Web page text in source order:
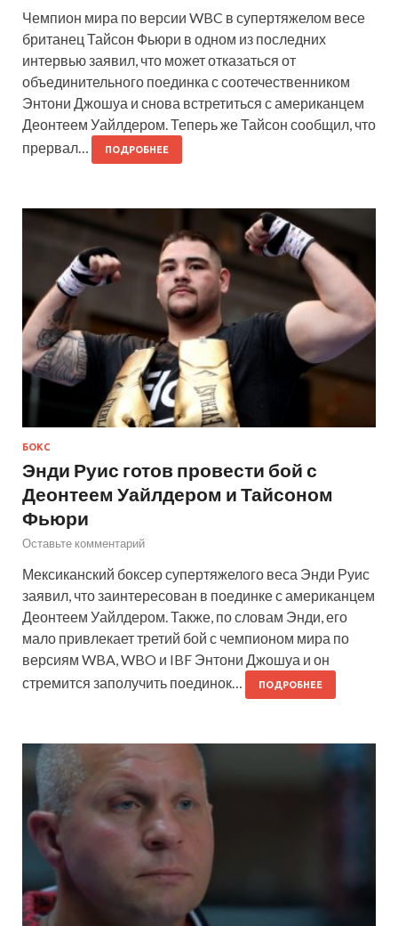
Чемпион мира по версии WBC в супертяжелом весе
британец Тайсон Фьюри в одном из последних
интервью заявил, что может отказаться от
объединительного поединка с соотечественником
Энтони Джошуа и снова встретиться с американцем
Деонтеем Уайлдером. Теперь же Тайсон сообщил, что
прервал…
ПОДРОБНЕЕ
БОКС
Энди Руис готов провести бой с
Деонтеем Уайлдером и Тайсоном
Фьюри
Оставьте комментарий
Мексиканский боксер супертяжелого веса Энди Руис
заявил, что заинтересован в поединке с американцем
Деонтеем Уайлдером. Также, по словам Энди, его
мало привлекает третий бой с чемпионом мира по
версиям WBA, WBO и IBF Энтони Джошуа и он
стремится заполучить поединок…
ПОДРОБНЕЕ